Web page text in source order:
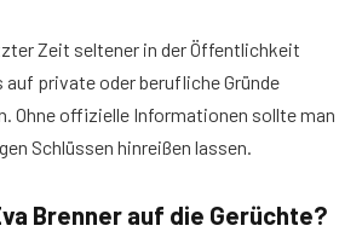
Zeit seltener in der Öffentlichkeit
private oder berufliche Gründe
Ohne offizielle Informationen sollte man
Schlüssen hinreißen lassen.
Brenner auf die Gerüchte?